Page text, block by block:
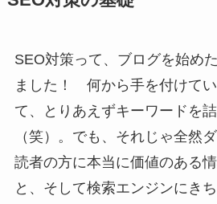
SEO対策って、ブログを始め
ました！ 何から手を付けてい
て、とりあえずキーワードを
（笑）。でも、それじゃ全然
読者の方に本当に価値のある
と、そして検索エンジンにき